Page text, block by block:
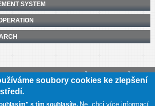
SYSTEM
CZ00177016
webu Prohlášení o přístupnosti
soubory cookies ke zlepšení
s tím souhlasíte. Ne, chci více informací